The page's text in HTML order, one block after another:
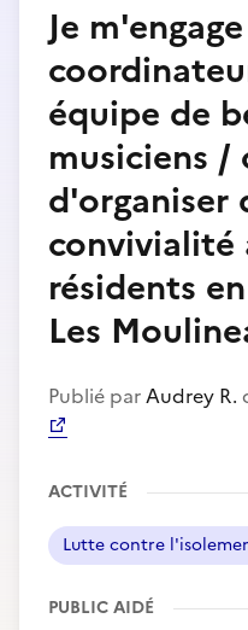
Je
équipe de
musiciens /
d'organiser
convivialité
résidents
Les
Publié parAudrey R.
ACTIVITÉ
Lutte contre
PUBLIC AIDÉ